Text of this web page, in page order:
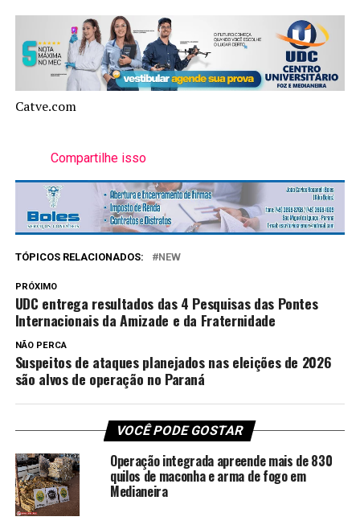
Catve.com
Compartilhe isso
TÓPICOS RELACIONADOS: NEW
PRÓXIMO
UDC entrega resultados das 4 Pesquisas das Pontes
Internacionais da Amizade e da Fraternidade
NÃO PERCA
Suspeitos de ataques planejados nas eleições de 2026
são alvos de operação no Paraná
VOCÊ PODE GOSTAR
Operação integrada apreende mais de 830
quilos de maconha e arma de fogo em
Medianeira